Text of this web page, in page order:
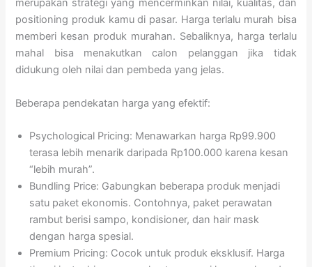
merupakan strategi yang mencerminkan nilai, kualitas, dan
positioning produk kamu di pasar. Harga terlalu murah bisa
memberi kesan produk murahan. Sebaliknya, harga terlalu
mahal bisa menakutkan calon pelanggan jika tidak
didukung oleh nilai dan pembeda yang jelas.
Beberapa pendekatan harga yang efektif:
Psychological Pricing: Menawarkan harga Rp99.900
terasa lebih menarik daripada Rp100.000 karena kesan
“lebih murah”.
Bundling Price: Gabungkan beberapa produk menjadi
satu paket ekonomis. Contohnya, paket perawatan
rambut berisi sampo, kondisioner, dan hair mask
dengan harga spesial.
Premium Pricing: Cocok untuk produk eksklusif. Harga